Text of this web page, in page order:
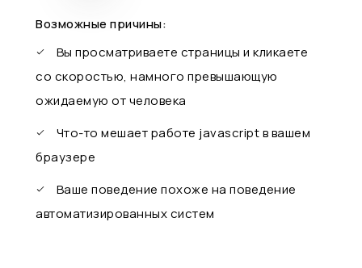
Возможные причины:
Вы просматриваете страницы и кликаете
со скоростью, намного превышающую
ожидаемую от человека
Что-то мешает работе javascript в вашем
браузере
Ваше поведение похоже на поведение
автоматизированных систем